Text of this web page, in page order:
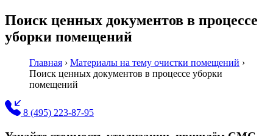
Поиск ценных документов в процессе
уборки помещений
Главная › Материалы на тему очистки помещений ›
Поиск ценных документов в процессе уборки
помещений
8 (495) 223-87-95